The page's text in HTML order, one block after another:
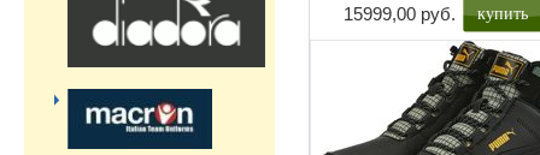
15999,00 руб. купить